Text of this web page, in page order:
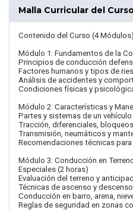
Malla Curricular del
Contenido del Curso (4 Módulos)
Módulo 1: Fundamentos de la
Principios de conducción
Factores humanos y tipos de
Análisis de accidentes y
Condiciones físicas y
Módulo 2: Características y
Partes y sistemas de un vehículo
Tracción, diferenciales,
Transmisión, neumáticos y
Recomendaciones técnicas para
Módulo 3: Conducción en
Especiales (2 horas)
Evaluación del terreno y
Técnicas de ascenso y
Conducción en barro, arena,
Reglas de seguridad en zonas